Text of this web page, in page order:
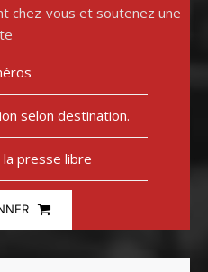
chez vous et soutenez une
selon destination.
presse libre